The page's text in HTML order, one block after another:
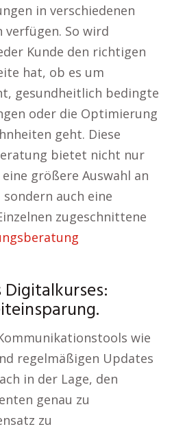
in verschiedenen
verfügen. So wird
Kunde den richtigen
hat, ob es um
gesundheitlich bedingte
oder die Optimierung
geht. Diese
bietet nicht nur
größere Auswahl an
auch eine
zugeschnittene
wie
regelmäßigen Updates
in der Lage, den
genau zu
zu